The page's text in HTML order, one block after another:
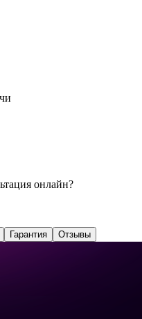
онлайн?
Гарантия Отзывы